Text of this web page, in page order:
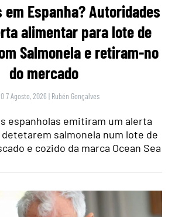
em Espanha? Autoridades
alimentar para lote de
Salmonela e retiram-no
do mercado
7 Agosto, 2026 | Rubén Gonçalves
espanholas emitiram um alerta
salmonela num lote de
e cozido da marca Ocean Sea